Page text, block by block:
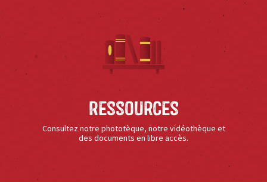
Ressources
Consultez notre phototèque, notre vidéothèque et
des documents en libre accès.